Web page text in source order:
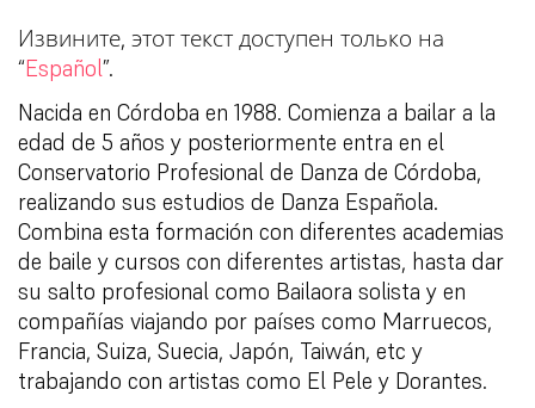
Извините, этот текст доступен только на
“Español”.
Nacida en Córdoba en 1988. Comienza a bailar a la
edad de 5 años y posteriormente entra en el
Conservatorio Profesional de Danza de Córdoba,
realizando sus estudios de Danza Española.
Combina esta formación con diferentes academias
de baile y cursos con diferentes artistas, hasta dar
su salto profesional como Bailaora solista y en
compañías viajando por países como Marruecos,
Francia, Suiza, Suecia, Japón, Taiwán, etc y
trabajando con artistas como El Pele y Dorantes.